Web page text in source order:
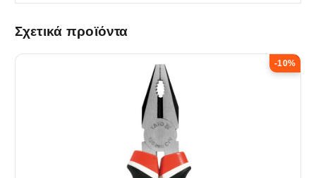
Σχετικά προϊόντα
-10%